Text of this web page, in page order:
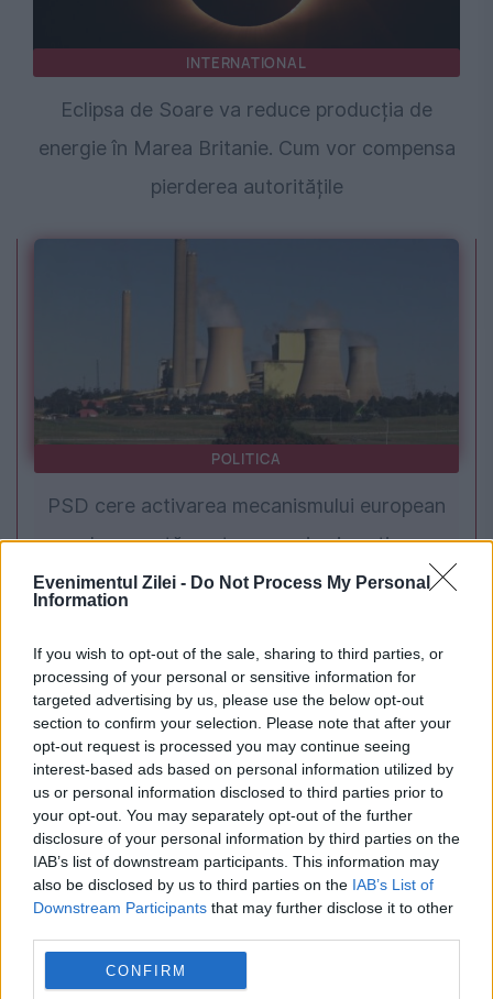
Evenimentul Zilei - Do Not Process My Personal
Information
If you wish to opt-out of the sale, sharing to third parties, or
processing of your personal or sensitive information for
targeted advertising by us, please use the below opt-out
section to confirm your selection. Please note that after your
opt-out request is processed you may continue seeing
interest-based ads based on personal information utilized by
us or personal information disclosed to third parties prior to
your opt-out. You may separately opt-out of the further
disclosure of your personal information by third parties on the
IAB’s list of downstream participants. This information may
also be disclosed by us to third parties on the IAB’s List of
Downstream Participants that may further disclose it to other
CONFIRM
INTERNATIONAL
Eclipsa de Soare va reduce producția de
energie în Marea Britanie. Cum vor compensa
pierderea autoritățile
POLITICA
PSD cere activarea mecanismului european
de urgență pentru energie și susține
menținerea centralelor pe cărbune. Critici la
MONDEN
Phil Collins dezvăluie că a fost la un pas de
moarte: Oamenii veneau să-și ia rămas-bun